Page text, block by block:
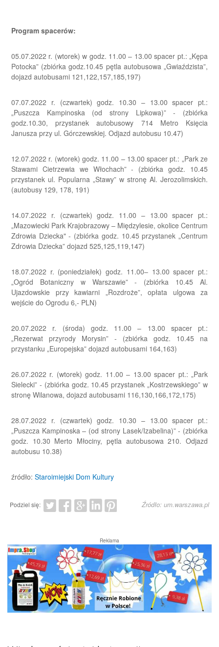
Program spacerów:
05.07.2022 r. (wtorek) w godz. 11.00 – 13.00 spacer pt.: „Kępa
Potocka” (zbiórka godz.10.45 pętla autobusowa „Gwiaździsta”,
dojazd autobusami 121,122,157,185,197)
07.07.2022 r. (czwartek) godz. 10.30 – 13.00 spacer pt.:
„Puszcza Kampinoska (od strony Lipkowa)” - (zbiórka
godz.10.30, przystanek autobusowy 714 Metro Księcia
Janusza przy ul. Górczewskiej. Odjazd autobusu 10.47)
12.07.2022 r. (wtorek) godz. 11.00 – 13.00 spacer pt.: „Park ze
Stawami Cietrzewia we Włochach” - (zbiórka godz. 10.45
przystanek ul. Popularna „Stawy” w stronę Al. Jerozolimskich.
(autobusy 129, 178, 191)
14.07.2022 r. (czwartek) godz. 11.00 – 13.00 spacer pt.:
„Mazowiecki Park Krajobrazowy – Międzylesie, okolice Centrum
Zdrowia Dziecka" - (zbiórka godz. 10.45 przystanek „Centrum
Zdrowia Dziecka” dojazd 525,125,119,147)
18.07.2022 r. (poniedziałek) godz. 11.00– 13.00 spacer pt.:
„Ogród Botaniczny w Warszawie” - (zbiórka 10.45 Al.
Ujazdowskie przy kawiarni „Rozdroże”, opłata ulgowa za
wejście do Ogrodu 6,- PLN)
20.07.2022 r. (środa) godz. 11.00 – 13.00 spacer pt.:
„Rezerwat przyrody Morysin” - (zbiórka godz. 10.45 na
przystanku „Europejska” dojazd autobusami 164,163)
26.07.2022 r. (wtorek) godz. 11.00 – 13.00 spacer pt.: „Park
Sielecki” - (zbiórka godz. 10.45 przystanek „Kostrzewskiego” w
stronę Wilanowa, dojazd autobusami 116,130,166,172,175)
28.07.2022 r. (czwartek) godz. 10.30 – 13.00 spacer pt.:
„Puszcza Kampinoska – (od strony Lasek/Izabelina)” - (zbiórka
godz. 10.30 Merto Młociny, pętla autobusowa 210. Odjazd
autobusu 10.38)
źródło: Staroimiejski Dom Kultury
Podziel się: Źródło: um.warszawa.pl
Reklama